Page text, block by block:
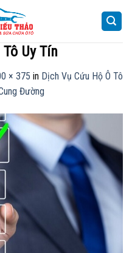
Uy Tín
× 375 in Dịch Vụ Cứu Hộ Ô Tô
Đường